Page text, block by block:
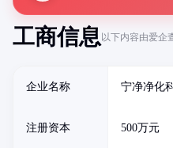
工商信息以下内容由爱企
企业名称 宁净净化
注册资本 500万元